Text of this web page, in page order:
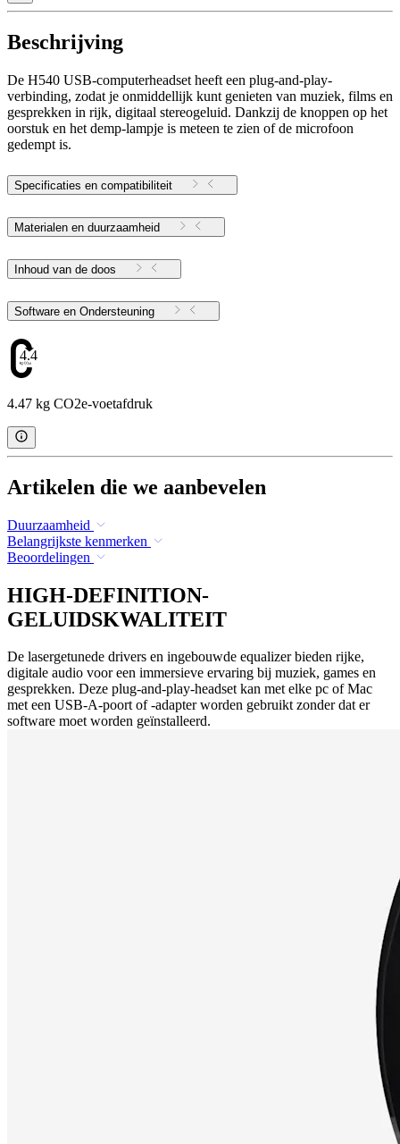
Beschrijving
De H540 USB-computerheadset heeft een plug-and-play-
verbinding, zodat je onmiddellijk kunt genieten van muziek, films en
gesprekken in rijk, digitaal stereogeluid. Dankzij de knoppen op het
oorstuk en het demp-lampje is meteen te zien of de microfoon
gedempt is.
Specificaties en compatibiliteit
Materialen en duurzaamheid
Inhoud van de doos
Software en Ondersteuning
4.47
4.47 kg CO2e-voetafdruk
Artikelen die we aanbevelen
Duurzaamheid
Belangrijkste kenmerken
Beoordelingen
HIGH-DEFINITION-
GELUIDSKWALITEIT
De lasergetunede drivers en ingebouwde equalizer bieden rijke,
digitale audio voor een immersieve ervaring bij muziek, games en
gesprekken. Deze plug-and-play-headset kan met elke pc of Mac
met een USB-A-poort of -adapter worden gebruikt zonder dat er
software moet worden geïnstalleerd.